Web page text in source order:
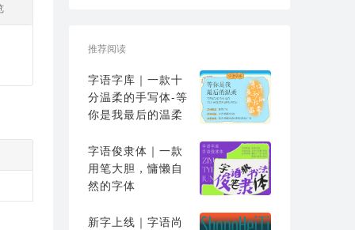
推荐阅读
字语字库｜一款十
分温柔的手写体-等
你是我最后的温柔
字语俊隶体｜一款
用笔大胆，慵懒自
然的字体
新字上线｜字语尚